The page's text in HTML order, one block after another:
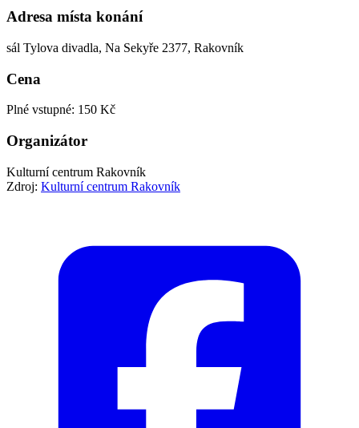
Adresa místa konání
sál Tylova divadla, Na Sekyře 2377, Rakovník
Cena
Plné vstupné: 150 Kč
Organizátor
Kulturní centrum Rakovník
Zdroj: Kulturní centrum Rakovník